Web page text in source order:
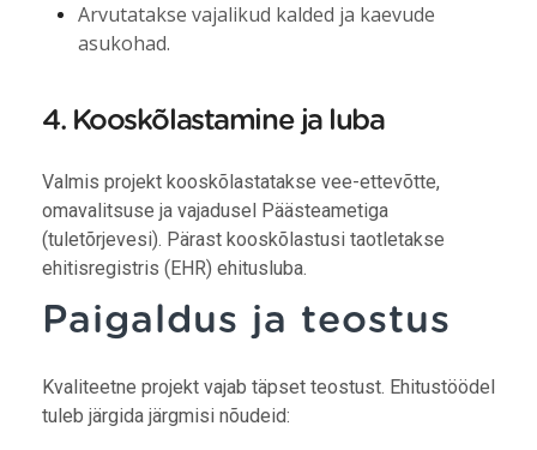
Arvutatakse vajalikud kalded ja kaevude
asukohad.
4. Kooskõlastamine ja luba
Valmis projekt kooskõlastatakse vee-ettevõtte,
omavalitsuse ja vajadusel Päästeametiga
(tuletõrjevesi). Pärast kooskõlastusi taotletakse
ehitisregistris (EHR) ehitusluba.
Paigaldus ja teostus
Kvaliteetne projekt vajab täpset teostust. Ehitustöödel
tuleb järgida järgmisi nõudeid: